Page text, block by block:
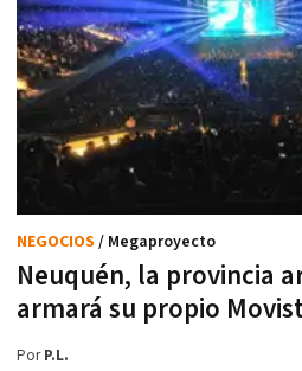
Neuquén, la provincia
armará su propio
NEGOCIOS / Megaproyecto
PorP.L.